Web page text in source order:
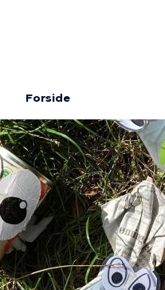
Brødkrumme
Forside